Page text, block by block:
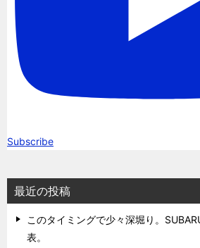
Subscribe
最近の投稿
このタイミングで少々深堀り。
表。